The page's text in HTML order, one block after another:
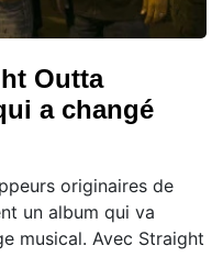
Outta
a changé
originaires de
un album qui va
musical. Avec Straight